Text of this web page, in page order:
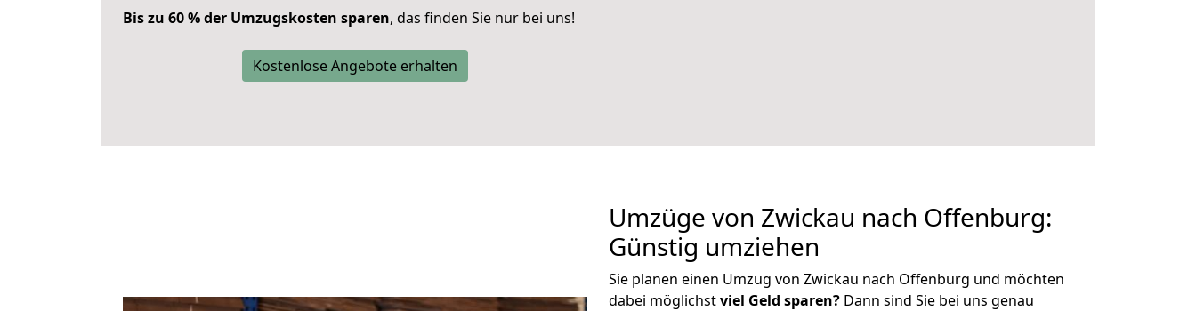
Bis zu 60 % der Umzugskosten sparen, das finden Sie nur bei uns!
Kostenlose Angebote erhalten
Umzüge von Zwickau nach Offenburg:
Günstig umziehen
Sie planen einen Umzug von Zwickau nach Offenburg und möchten
dabei möglichstviel Geld sparen? Dann sind Sie bei uns genau